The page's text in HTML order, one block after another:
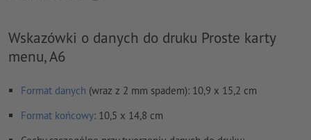
Wskazówki o danych do druku Proste karty
menu, A6
Format danych (wraz z 2 mm spadem): 10,9 x 15,2 cm
Format końcowy: 10,5 x 14,8 cm